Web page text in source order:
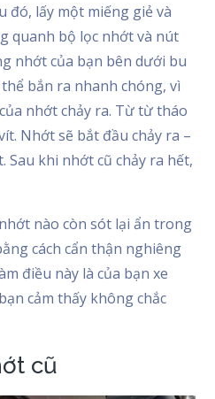
đó, lấy một miếng giẻ và
quanh bộ lọc nhớt và nút
nhớt của bạn bên dưới bu
bắn ra nhanh chóng, vì
nhớt chảy ra. Từ từ tháo
Nhớt sẽ bắt đầu chảy ra –
Sau khi nhớt cũ chảy ra hết,
nào còn sót lại ẩn trong
cách cẩn thận nghiêng
điều này là của bạn xe
cảm thấy không chắc
cũ